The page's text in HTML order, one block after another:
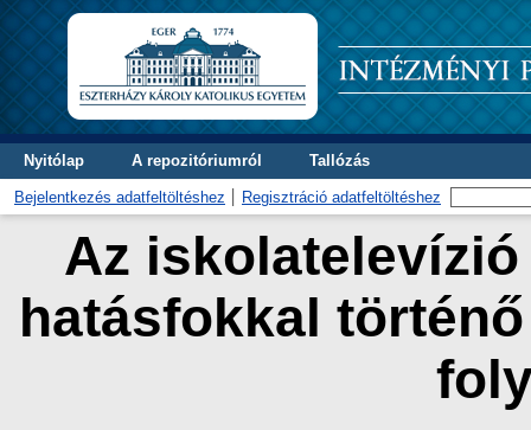
Nyitólap A repozitóriumról Tallózás
Bejelentkezés adatfeltöltéshez Regisztráció adatfeltöltéshez
Az
hatásfokkal